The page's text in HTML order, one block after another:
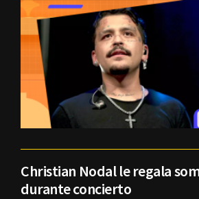
Christian Nodal le regala
durante concierto